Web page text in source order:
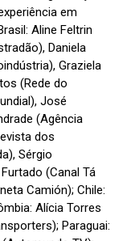
em
Aline Feltrin
Daniela
Graziela
(Rede do
José
(Agência
dos
Sérgio
(Canal Tá
Camión); Chile:
Alícia Torres
Paraguai: